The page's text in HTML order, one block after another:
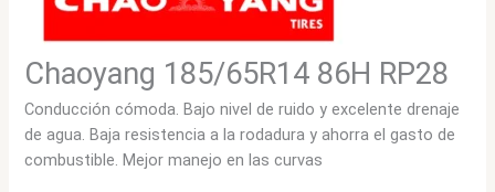
Chaoyang 185/65R14 86H RP28
Conducción cómoda. Bajo nivel de ruido y excelente drenaje
de agua. Baja resistencia a la rodadura y ahorra el gasto de
combustible. Mejor manejo en las curvas